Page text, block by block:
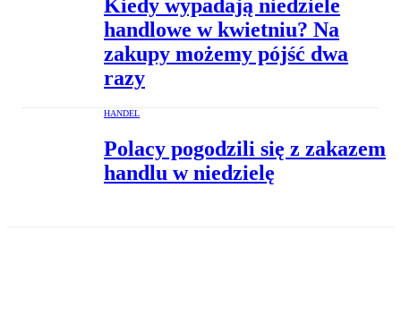
Kiedy wypadają niedziele
handlowe w kwietniu? Na
zakupy możemy pójść dwa
razy
HANDEL
Polacy pogodzili się z zakazem
handlu w niedzielę